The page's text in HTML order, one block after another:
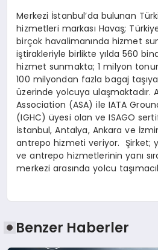
Merkezi İstanbul’da bulunan
hizmetleri markası Havaş;
birçok havalimanında hizmet
iştirakleriyle birlikte yılda 560
hizmet sunmakta; 1 milyon
100 milyondan fazla bagaj
üzerinde yolcuya ulaşmaktadır.
Association (ASA) ile IATA
(IGHC) üyesi olan ve ISAGO
İstanbul, Antalya, Ankara ve
antrepo hizmeti veriyor. Şirket;
ve antrepo hizmetlerinin yanı
merkezi arasında yolcu
Benzer Haberler